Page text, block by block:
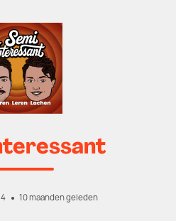
10 maanden geleden